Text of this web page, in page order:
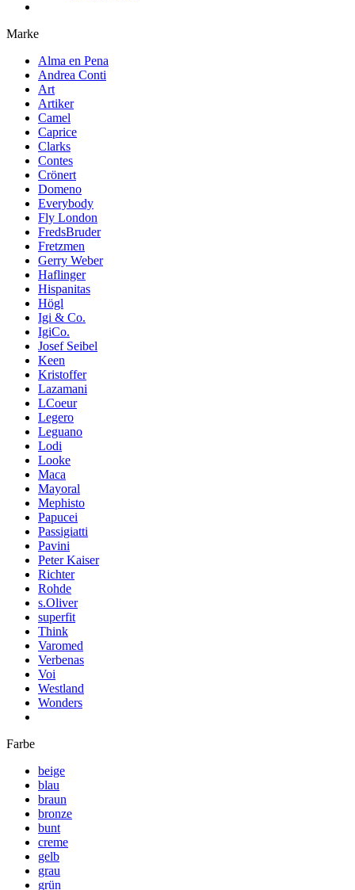
Marke
Alma en Pena
Andrea Conti
Art
Artiker
Camel
Caprice
Clarks
Contes
Crönert
Domeno
Everybody
Fly London
FredsBruder
Fretzmen
Gerry Weber
Haflinger
Hispanitas
Högl
Igi & Co.
IgiCo.
Josef Seibel
Keen
Kristoffer
Lazamani
LCoeur
Legero
Leguano
Lodi
Looke
Maca
Mayoral
Mephisto
Papucei
Passigiatti
Pavini
Peter Kaiser
Richter
Rohde
s.Oliver
superfit
Think
Varomed
Verbenas
Voi
Westland
Wonders
Farbe
beige
blau
braun
bronze
bunt
creme
gelb
grau
grün